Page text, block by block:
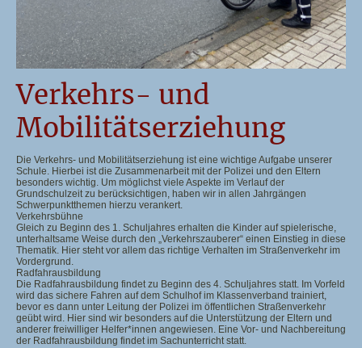
Verkehrs- und
Mobilitätserziehung
Die Verkehrs- und Mobilitätserziehung ist eine wichtige Aufgabe unserer
Schule. Hierbei ist die Zusammenarbeit mit der Polizei und den Eltern
besonders wichtig. Um möglichst viele Aspekte im Verlauf der
Grundschulzeit zu berücksichtigen, haben wir in allen Jahrgängen
Schwerpunktthemen hierzu verankert.
Verkehrsbühne
Gleich zu Beginn des 1. Schuljahres erhalten die Kinder auf spielerische,
unterhaltsame Weise durch den „Verkehrszauberer“ einen Einstieg in diese
Thematik. Hier steht vor allem das richtige Verhalten im Straßenverkehr im
Vordergrund.
Radfahrausbildung
Die Radfahrausbildung findet zu Beginn des 4. Schuljahres statt. Im Vorfeld
wird das sichere Fahren auf dem Schulhof im Klassenverband trainiert,
bevor es dann unter Leitung der Polizei im öffentlichen Straßenverkehr
geübt wird. Hier sind wir besonders auf die Unterstützung der Eltern und
anderer freiwilliger Helfer*innen angewiesen. Eine Vor- und Nachbereitung
der Radfahrausbildung findet im Sachunterricht statt.